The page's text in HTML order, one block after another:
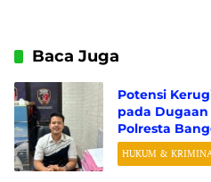
Baca Juga
Potensi
pada
Polresta
Resmi dari
HUKUM &